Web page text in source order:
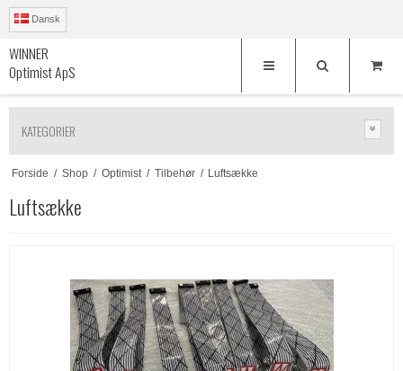
Dansk
WINNER
Optimist ApS
KATEGORIER
Forside / Shop / Optimist / Tilbehør / Luftsække
Luftsække